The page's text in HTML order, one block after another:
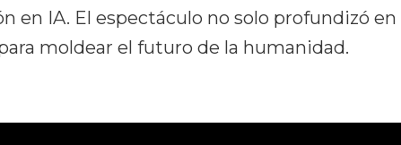
en IA. El espectáculo no solo profundizó
moldear el futuro de la humanidad.